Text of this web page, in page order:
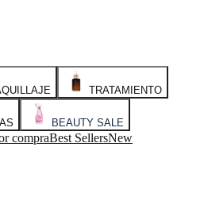
TRATAMIENTO
BEAUTY SALE
compraBest SellersNew